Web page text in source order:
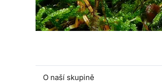
O naší skupině